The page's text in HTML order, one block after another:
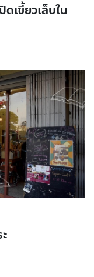
เขี้ยวเล็บใน